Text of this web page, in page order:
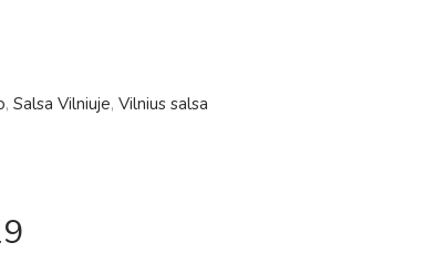
, Salsa Vilniuje, Vilnius salsa